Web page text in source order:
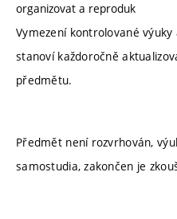
organizovat a reproduk
Vymezení kontrolované
stanoví každoročně
předmětu.
Předmět není rozvrhován,
samostudia, zakončen je